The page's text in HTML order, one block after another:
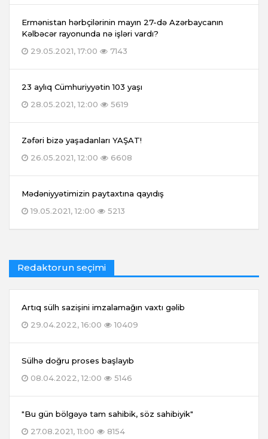
Ermənistan hərbçilərinin mayın 27-də Azərbaycanın
Kəlbəcər rayonunda nə işləri vardı?
29.05.2021, 17:00
7143
23 aylıq Cümhuriyyətin 103 yaşı
28.05.2021, 12:00
5619
Zəfəri bizə yaşadanları YAŞAT!
26.05.2021, 12:00
6608
Mədəniyyətimizin paytaxtına qayıdış
19.05.2021, 12:00
5213
Redaktorun seçimi
Artıq sülh sazişini imzalamağın vaxtı gəlib
29.04.2022, 16:00
10409
Sülhə doğru proses başlayıb
08.04.2022, 12:00
5146
"Bu gün bölgəyə tam sahibik, söz sahibiyik"
27.08.2021, 11:00
8154